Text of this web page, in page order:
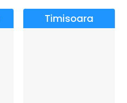
Timisoara